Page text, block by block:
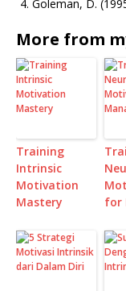
Goleman, D.
More from
Training
Intrinsic
Motivation
Mastery
for